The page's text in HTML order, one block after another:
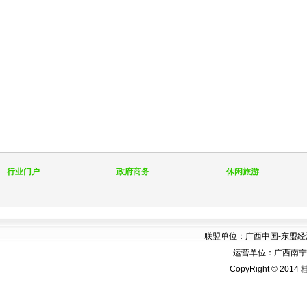
行业门户 政府商务 休闲旅游
联盟单位：广西中国-东盟
运营单位：广西南
CopyRight © 2014